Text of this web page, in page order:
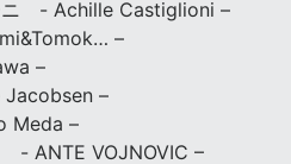
ニ - Achille Castiglioni –
–
–
–
Meda –
- ANTE VOJNOVIC –